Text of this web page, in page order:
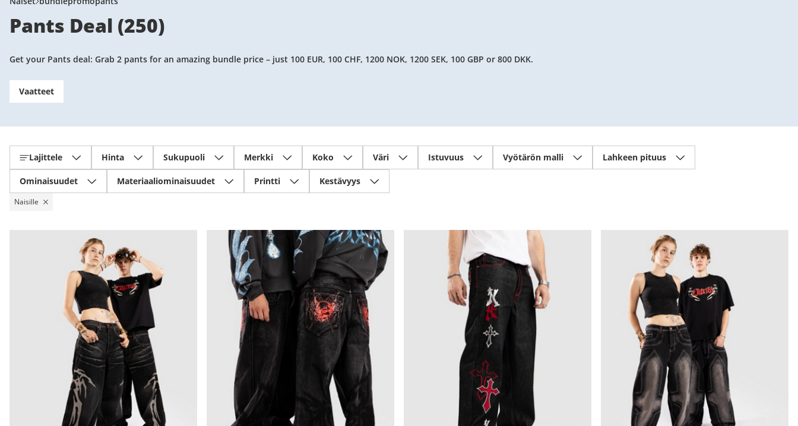
Pants Deal (250)
Get your Pants deal: Grab 2 pants for an amazing bundle price – just 100 EUR, 100 CHF, 1200 NOK, 1200 SEK, 100 GBP or 800 DKK.
Vaatteet
Lajittele Hinta Sukupuoli Merkki Koko Väri Istuvuus Vyötärön malli Lahkeen pituus
Ominaisuudet Materiaaliominaisuudet Printti Kestävyys
Naisille